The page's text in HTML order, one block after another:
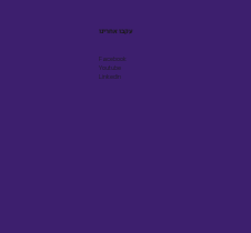
עקבו אחרינו
Facebook
Youtube
Linkedin